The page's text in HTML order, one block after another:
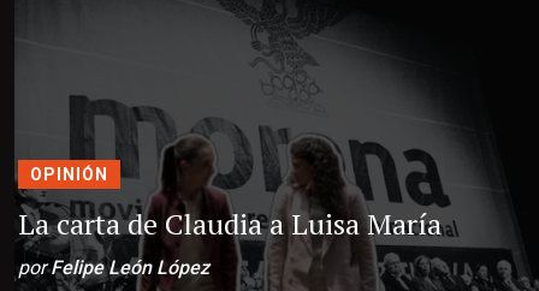
OPINIÓN
La carta de Claudia a Luisa María
porFelipe León López